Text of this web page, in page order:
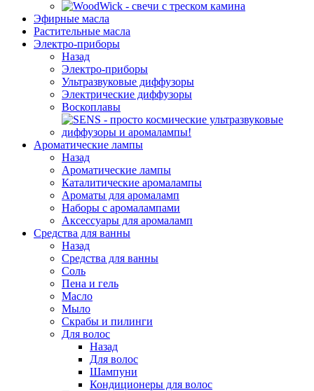
Эфирные масла
Растительные масла
Электро-приборы
Назад
Электро-приборы
Ультразвуковые диффузоры
Электрические диффузоры
Воскоплавы
Ароматические лампы
Назад
Ароматические лампы
Каталитические аромалампы
Ароматы для аромаламп
Наборы с аромалампами
Аксессуары для аромаламп
Средства для ванны
Назад
Средства для ванны
Соль
Пена и гель
Масло
Мыло
Скрабы и пилинги
Для волос
Назад
Для волос
Шампуни
Кондиционеры для волос